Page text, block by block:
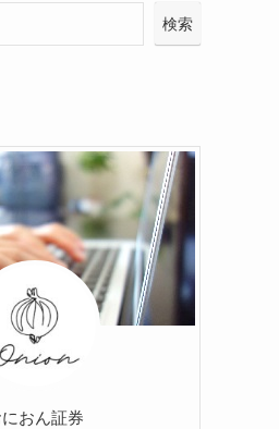
検索
おん証券